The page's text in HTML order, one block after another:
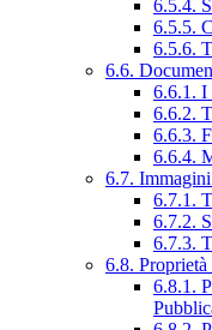
6.5.4.
6.5.5.
6.5.6.
6.6.
6.6.1. I
6.6.2.
6.6.3.
6.6.4.
6.7.
6.7.1.
6.7.2.
6.7.3.
6.8.
6.8.1.